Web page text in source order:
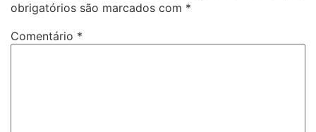
obrigatórios são marcados com *
Comentário *